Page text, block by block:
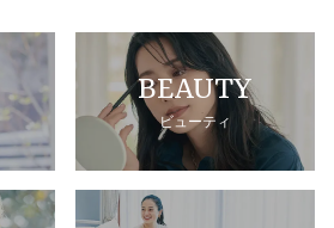
BEAUTY
ビューティ